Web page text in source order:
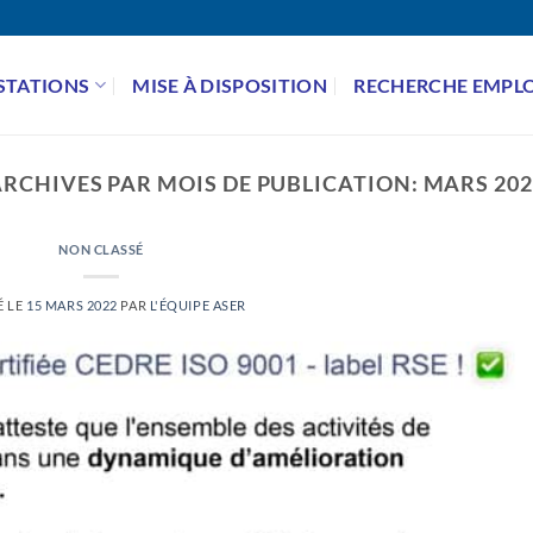
MISE À DISPOSITION RECHERCHE
PAR MOIS DE PUBLICATION: MARS
NON CLASSÉ
LE 15 MARS 2022 PAR L'ÉQUIPE ASER